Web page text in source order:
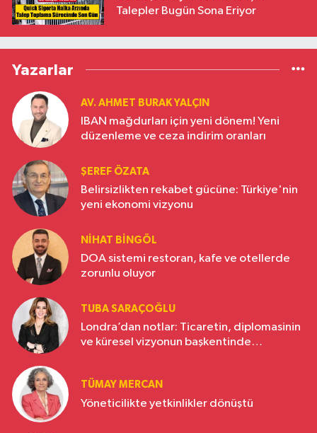
Talepler Bugün Sona Eriyor
Yazarlar
AV. AHMET BURAK YALÇIN
IBAN mağdurları için yeni dönem! Yeni
düzenleme ve ceza indirim oranları
ŞEREF ÖZATA
Belirsizlikten rekabet gücüne: Türkiye'nin
yeni ekonomi vizyonu
NIHAT BINGÖL
DOA sistemi restoran, kafe ve otellerde
zorunlu oluyor
TUBA SARAÇOĞLU
Londra’dan notlar: Ticaretin, diplomasinin
ve küresel vizyonun başkentinde
TÜMAY MERCAN
Yöneticilikte yetkinlikler dönüştü